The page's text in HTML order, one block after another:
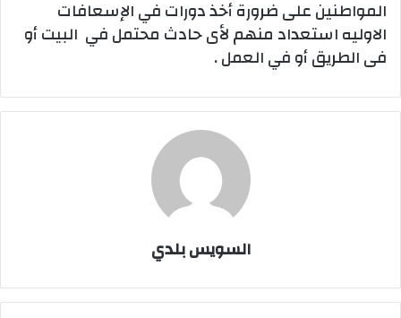
المواطنين على ضرورة أخذ دورات في الإسعافات
الاوليه استعداد منهم لأى حادث محتمل في البيت أو
فى الطريق أو في العمل .
السويس بلدي